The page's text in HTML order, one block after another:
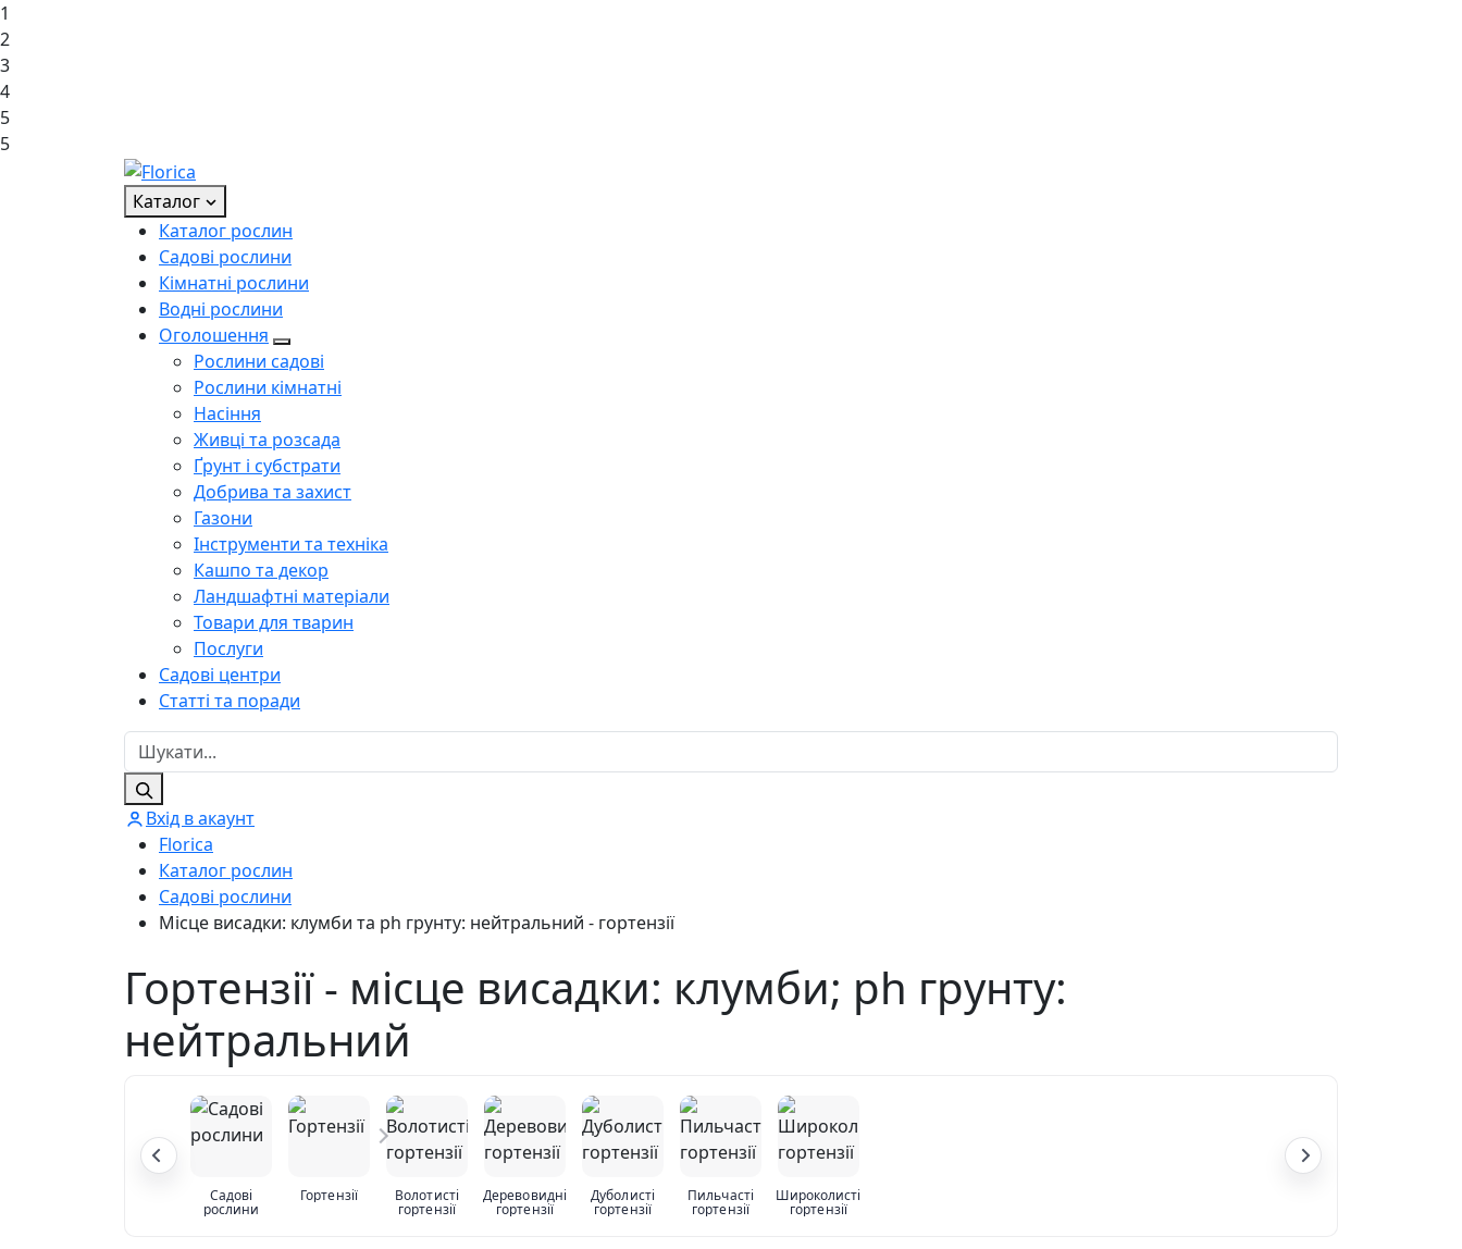
1
2
3
4
5
5
Каталог
Каталог рослин
Садові рослини
Кімнатні рослини
Водні рослини
Оголошення
Рослини садові
Рослини кімнатні
Насіння
Живці та розсада
Ґрунт і субстрати
Добрива та захист
Газони
Інструменти та техніка
Кашпо та декор
Ландшафтні матеріали
Товари для тварин
Послуги
Садові центри
Статті та поради
Вхід в акаунт
Florica
Каталог рослин
Садові рослини
Місце висадки: клумби та ph грунту: нейтральний - гортензії
Гортензії - місце висадки: клумби; ph грунту:
нейтральний
Садові
рослини
Гортензії Волотисті
гортензії
Деревовидні
гортензії
Дуболисті
гортензії
Пильчасті
гортензії
Широколисті
гортензії